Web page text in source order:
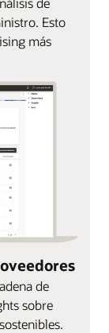
Esto
más
de
sobre